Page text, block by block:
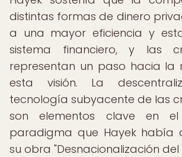
distintas formas de dinero
a una mayor eficiencia y
sistema financiero, y las
representan un paso hacia la
esta visión. La
tecnología subyacente de las
son elementos clave en
paradigma que Hayek había
su obra "Desnacionalización del